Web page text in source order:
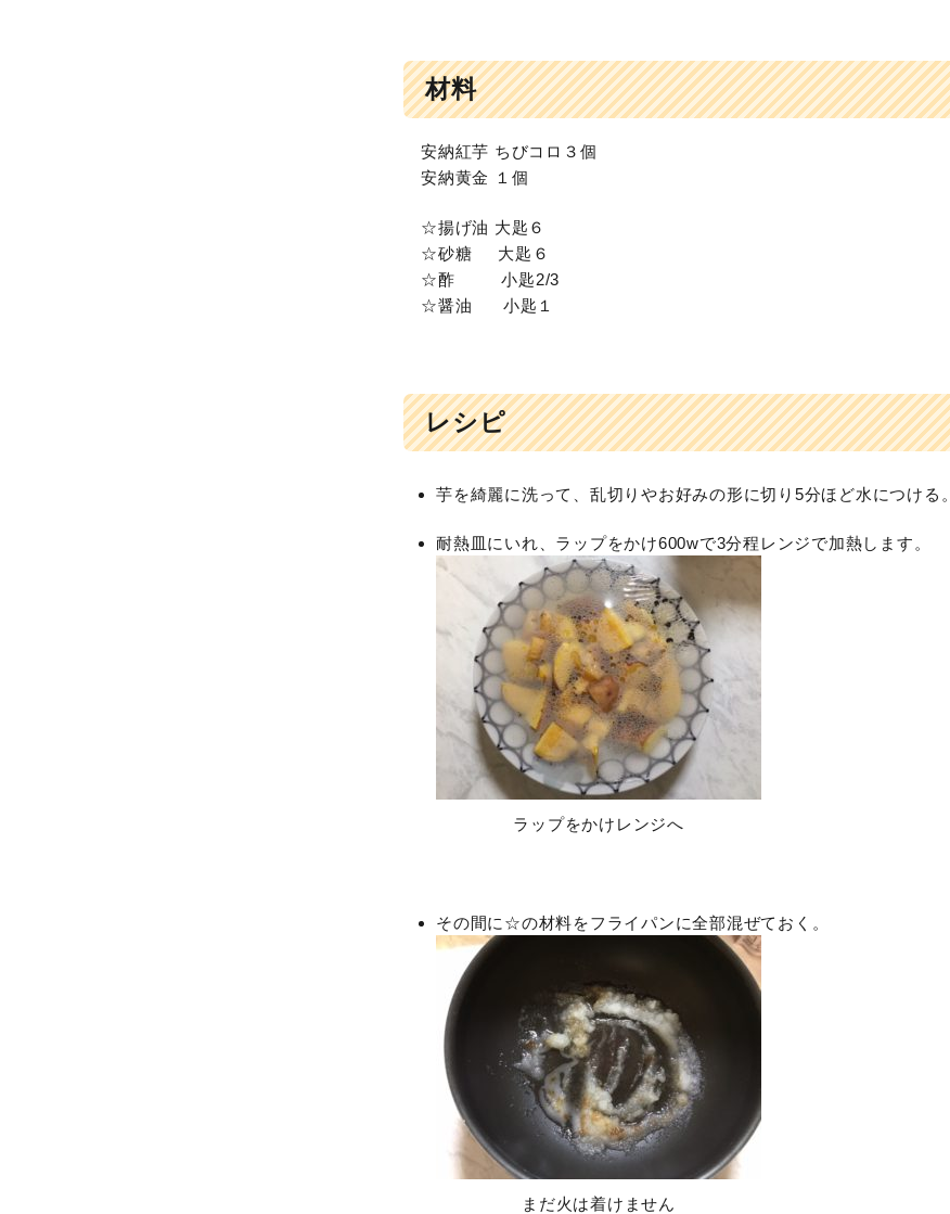
材料
安納紅芋 ちびコロ３個
安納黄金 １個
☆揚げ油 大匙６
☆砂糖 大匙６
☆酢 小匙2/3
☆醤油 小匙１
レシピ
芋を綺麗に洗って、乱切りやお好みの形に切り5分ほど水につける。
耐熱皿にいれ、ラップをかけ600wで3分程レンジで加熱します。
ラップをかけレンジへ
その間に☆の材料をフライパンに全部混ぜておく。
まだ火は着けません